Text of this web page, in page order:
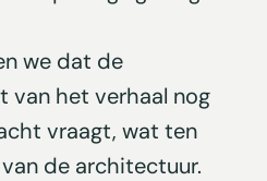
we dat de
van het verhaal nog
vraagt, wat ten
de architectuur.